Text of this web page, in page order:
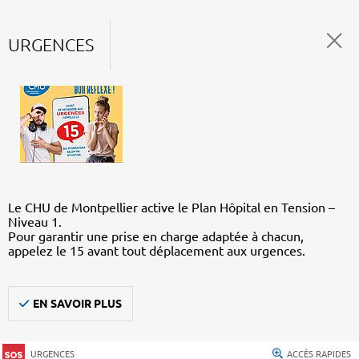
URGENCES
Le CHU de Montpellier active le Plan Hôpital en Tension –
Niveau 1.
Pour garantir une prise en charge adaptée à chacun,
appelez le 15 avant tout déplacement aux urgences.
EN SAVOIR PLUS
URGENCES ACCÈS RAPIDES